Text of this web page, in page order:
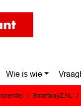
Wie is wie
SmartwayZ.NL